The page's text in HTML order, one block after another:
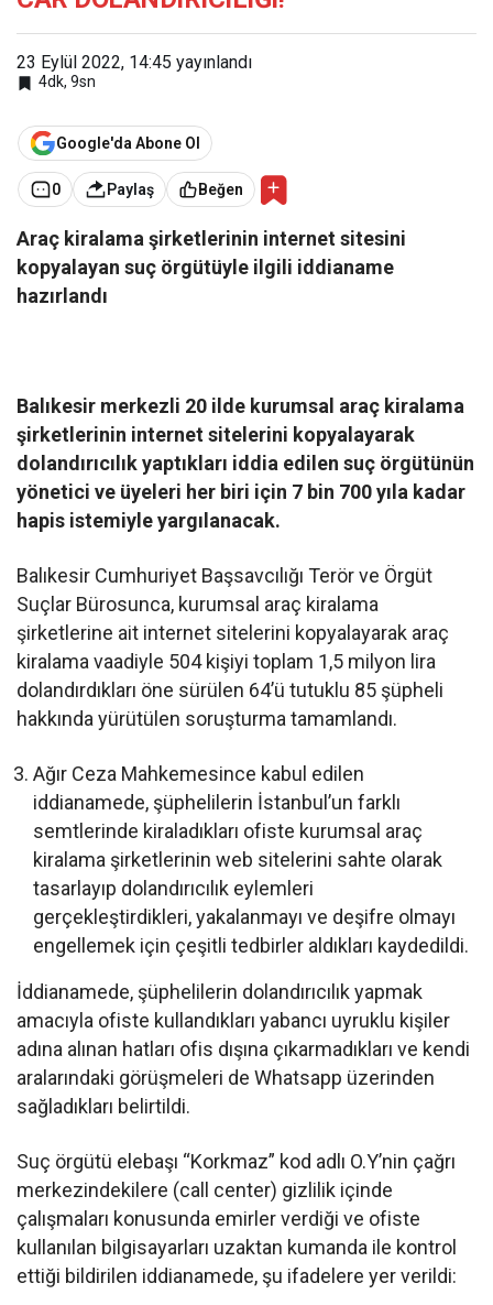
23 Eylül 2022, 14:45 yayınlandı
4dk, 9sn
Google'da Abone Ol
0 Paylaş Beğen
Araç kiralama şirketlerinin internet sitesini
kopyalayan suç örgütüyle ilgili iddianame
hazırlandı
Balıkesir merkezli 20 ilde kurumsal araç kiralama
şirketlerinin internet sitelerini kopyalayarak
dolandırıcılık yaptıkları iddia edilen suç örgütünün
yönetici ve üyeleri her biri için 7 bin 700 yıla kadar
hapis istemiyle yargılanacak.
Balıkesir Cumhuriyet Başsavcılığı Terör ve Örgüt
Suçlar Bürosunca, kurumsal araç kiralama
şirketlerine ait internet sitelerini kopyalayarak araç
kiralama vaadiyle 504 kişiyi toplam 1,5 milyon lira
dolandırdıkları öne sürülen 64’ü tutuklu 85 şüpheli
hakkında yürütülen soruşturma tamamlandı.
Ağır Ceza Mahkemesince kabul edilen
iddianamede, şüphelilerin İstanbul’un farklı
semtlerinde kiraladıkları ofiste kurumsal araç
kiralama şirketlerinin web sitelerini sahte olarak
tasarlayıp dolandırıcılık eylemleri
gerçekleştirdikleri, yakalanmayı ve deşifre olmayı
engellemek için çeşitli tedbirler aldıkları kaydedildi.
İddianamede, şüphelilerin dolandırıcılık yapmak
amacıyla ofiste kullandıkları yabancı uyruklu kişiler
adına alınan hatları ofis dışına çıkarmadıkları ve kendi
aralarındaki görüşmeleri de Whatsapp üzerinden
sağladıkları belirtildi.
Suç örgütü elebaşı “Korkmaz” kod adlı O.Y’nin çağrı
merkezindekilere (call center) gizlilik içinde
çalışmaları konusunda emirler verdiği ve ofiste
kullanılan bilgisayarları uzaktan kumanda ile kontrol
ettiği bildirilen iddianamede, şu ifadelere yer verildi: